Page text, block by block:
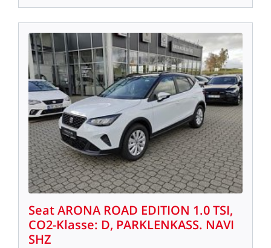
SeatARONA ROAD EDITION 1.0TSI,
CO2-Klasse: D, PARKLENKASS. NAVI
SHZ